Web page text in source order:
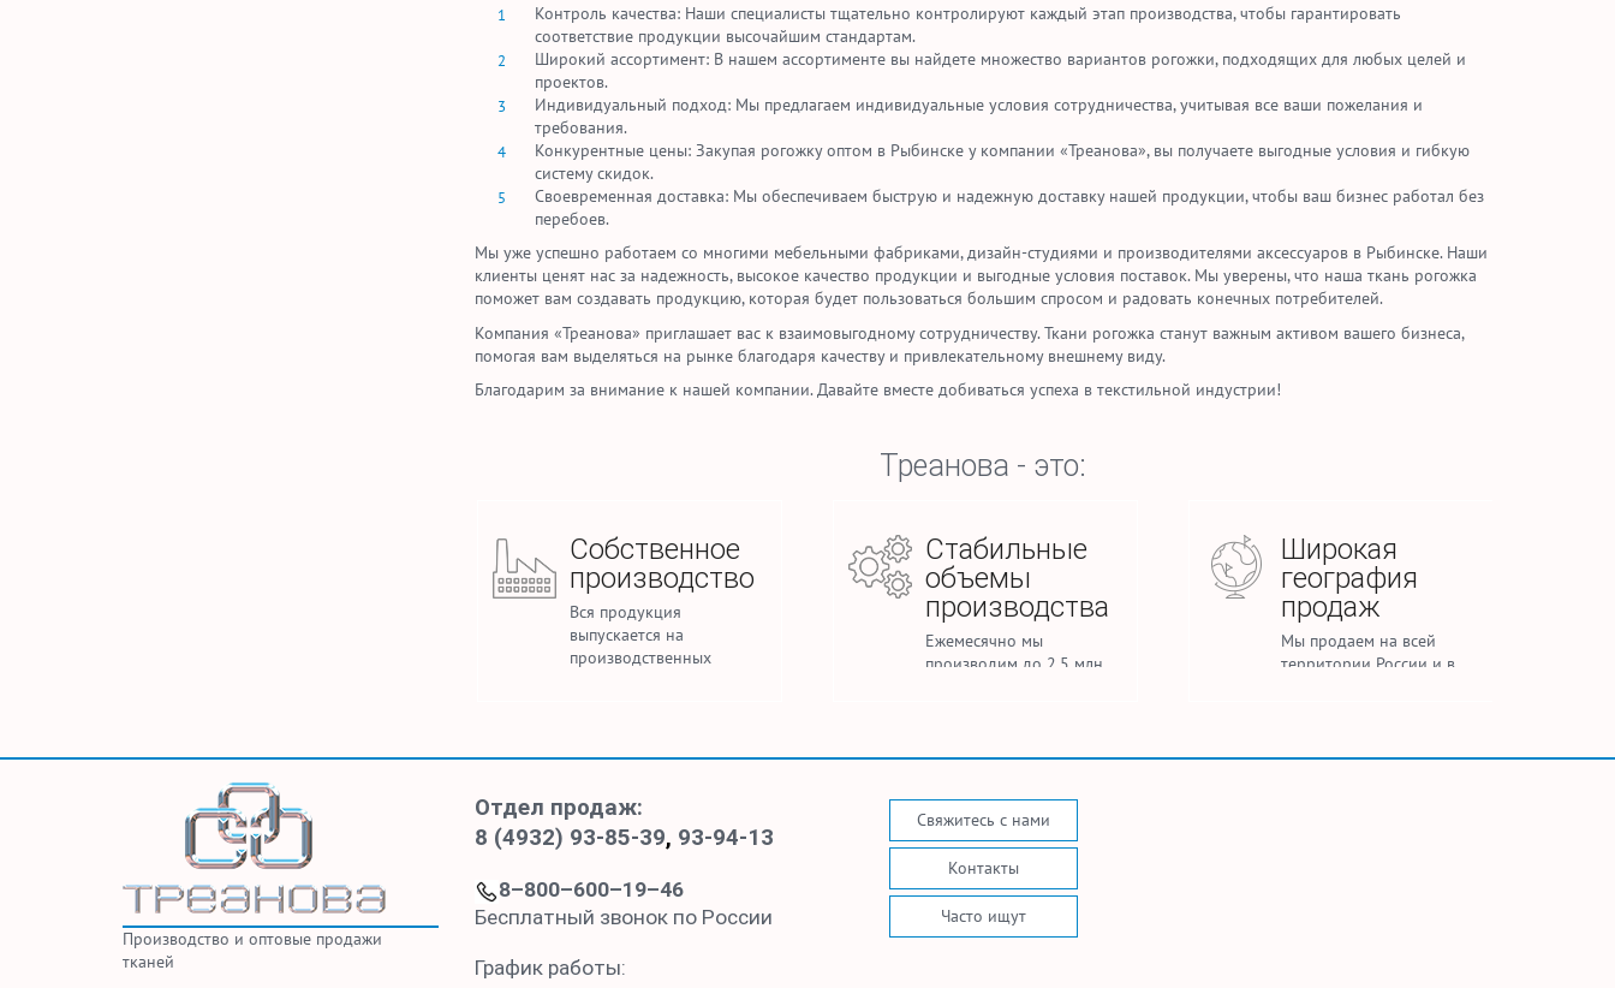
Контроль качества: Наши специалисты тщательно контролируют каждый этап производства, чтобы гарантировать
соответствие продукции высочайшим стандартам.
Широкий ассортимент: В нашем ассортименте вы найдете множество вариантов рогожки, подходящих для любых целей и
проектов.
Индивидуальный подход: Мы предлагаем индивидуальные условия сотрудничества, учитывая все ваши пожелания и
требования.
Конкурентные цены: Закупая рогожку оптом в Рыбинске у компании «Треанова», вы получаете выгодные условия и гибкую
систему скидок.
Своевременная доставка: Мы обеспечиваем быструю и надежную доставку нашей продукции, чтобы ваш бизнес работал без
перебоев.
Мы уже успешно работаем со многими мебельными фабриками, дизайн-студиями и производителями аксессуаров в Рыбинске. Наши
клиенты ценят нас за надежность, высокое качество продукции и выгодные условия поставок. Мы уверены, что наша ткань рогожка
поможет вам создавать продукцию, которая будет пользоваться большим спросом и радовать конечных потребителей.
Компания «Треанова» приглашает вас к взаимовыгодному сотрудничеству. Ткани рогожка станут важным активом вашего бизнеса,
помогая вам выделяться на рынке благодаря качеству и привлекательному внешнему виду.
Благодарим за внимание к нашей компании. Давайте вместе добиваться успеха в текстильной индустрии!
Треанова - это:
Собственное
производство
Вся продукция
выпускается на
производственных
Стабильные
объемы
производства
Ежемесячно мы
производим до 2,5 млн.
Широкая
география
продаж
Мы продаем на всей
территории России и в
Производство и оптовые продажи
тканей
Отдел продаж:
8 (4932) 93-85-39, 93-94-13
8–800–600–19–46
Бесплатный звонок по России
График работы:
Свяжитесь с нами
Контакты
Часто ищут